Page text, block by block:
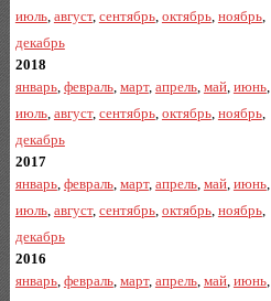
июль, август, сентябрь, октябрь, ноябрь,
декабрь
2018
январь, февраль, март, апрель, май, июнь,
июль, август, сентябрь, октябрь, ноябрь,
декабрь
2017
январь, февраль, март, апрель, май, июнь,
июль, август, сентябрь, октябрь, ноябрь,
декабрь
2016
январь, февраль, март, апрель, май, июнь,